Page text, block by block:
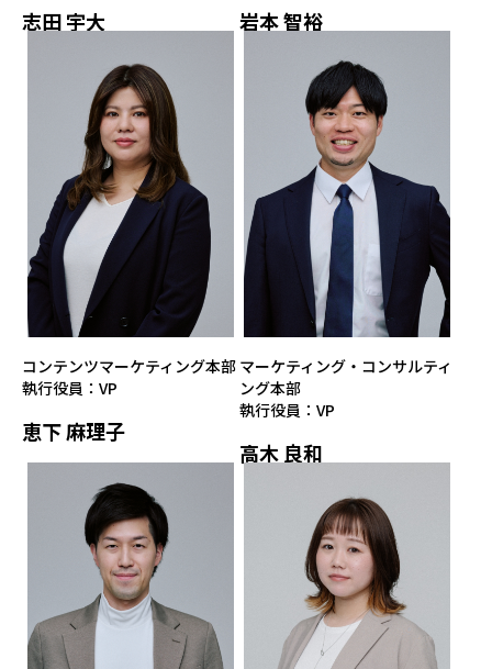
志田 宇大 岩本 智裕
コンテンツマーケティング本部
執行役員：VP
恵下 麻理子
マーケティング・コンサルティ
ング本部
執行役員：VP
高木 良和